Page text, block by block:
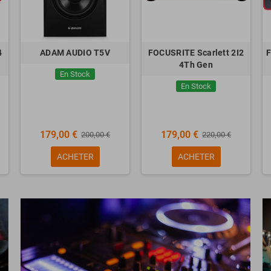
2I2
FOCUSRITE Scarlett Solo
125,00 € 155,00 €
ACHETER
IBANEZ RG5320R-CSW
Prestige Cosmic Shadow
En Stock
2 249,00 €
ACHETER